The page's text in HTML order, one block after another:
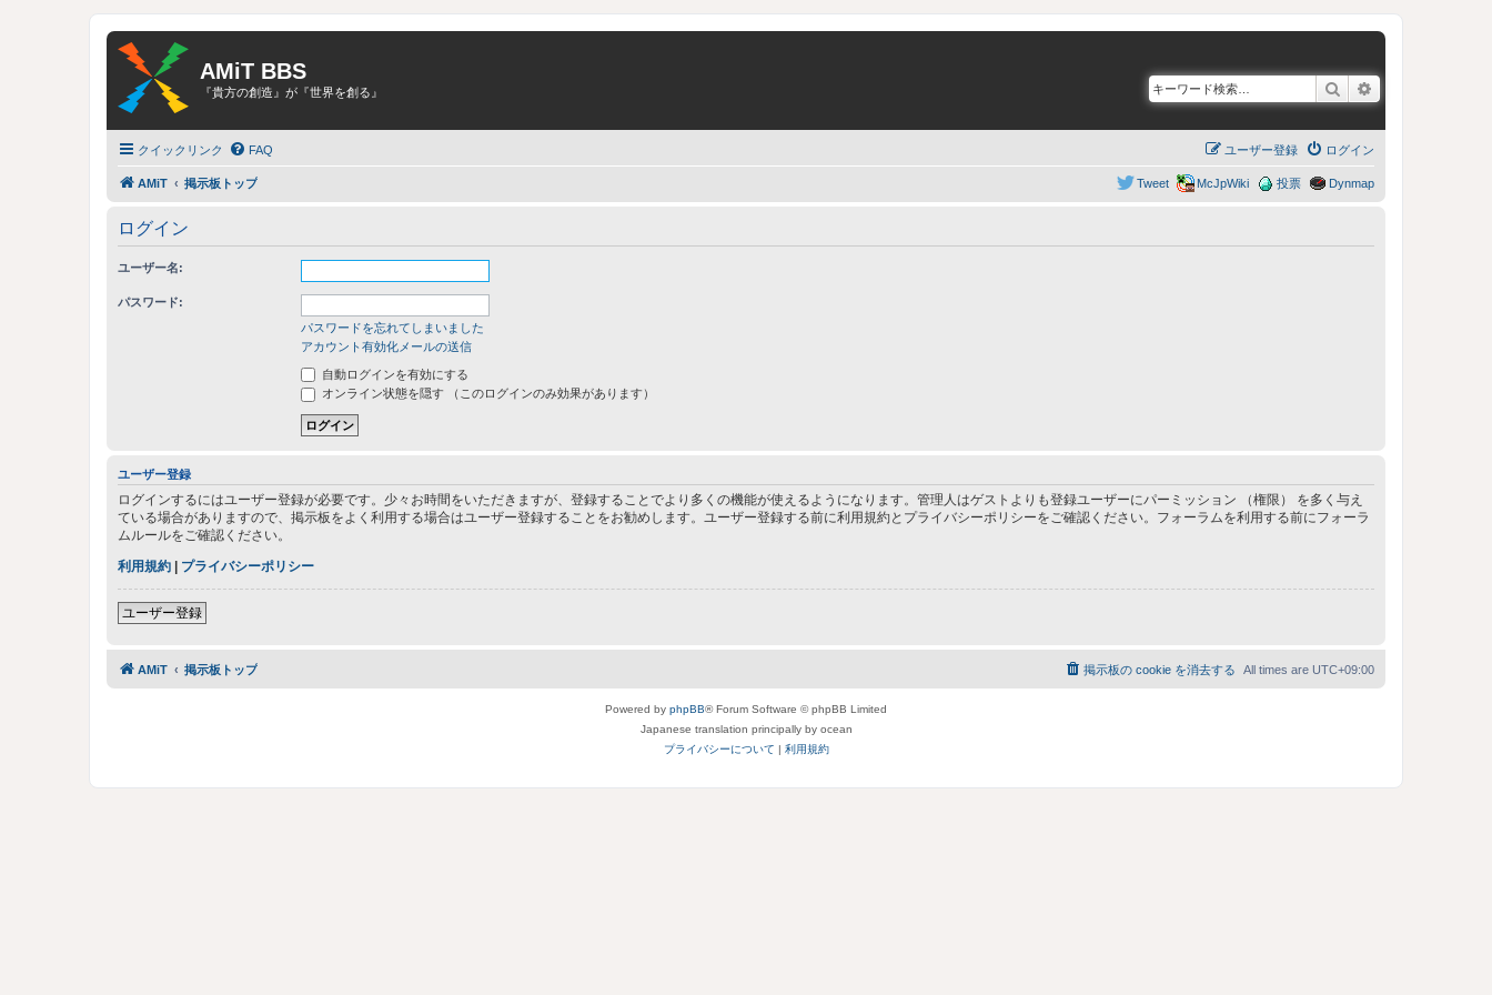
AMiT BBS
『貴方の創造』が『世界を創る』 検索
クイックリンク FAQ ログイン
ユーザー登録
AMiT 掲示板トップ Dynmap
投票
McJpWiki
Tweet
ログイン
ユーザー名:
パスワード:
パスワードを忘れてしまいました
アカウント有効化メールの送信
自動ログインを有効にする
オンライン状態を隠す （このログインのみ効果があります）
ユーザー登録
ログインするにはユーザー登録が必要です。少々お時間をいただきますが、登録することでより多くの機能が使えるようになります。管理人はゲストよりも登録ユーザーにパーミッション （権限） を多く与え
ている場合がありますので、掲示板をよく利用する場合はユーザー登録することをお勧めします。ユーザー登録する前に利用規約とプライバシーポリシーをご確認ください。フォーラムを利用する前にフォーラ
ムルールをご確認ください。
利用規約
プライバシーポリシー
ユーザー登録
AMiT 掲示板トップ All times are UTC+09:00
掲示板の cookie を消去する
Powered by phpBB® Forum Software © phpBB Limited
Japanese translation principally by ocean
プライバシーについて | 利用規約